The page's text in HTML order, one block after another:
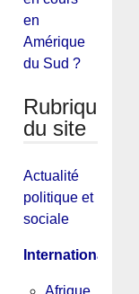
en
Amérique
du Sud ?
Rubriques
du site
Actualité
politique et
sociale
International
Afrique